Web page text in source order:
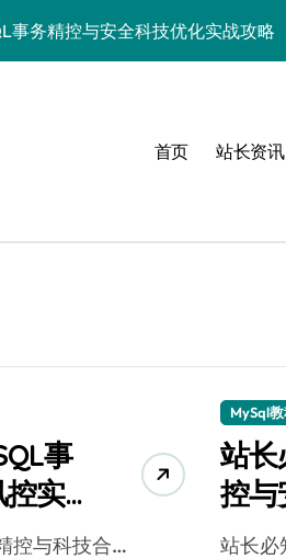
事务精控与安全科技优化实战攻略
MySQL事务控制解锁科技新战力
事务控制进阶实战，工程师必
事务处理科技赋能，技术实战全
解锁后端事务处理与科技驱动性能
iOS后端开发科技实战，技术达人控
事务精控与科技合规风控实战
首页 站长资讯
事
控实
控与科技合…
MySql
站长
控与
略站长